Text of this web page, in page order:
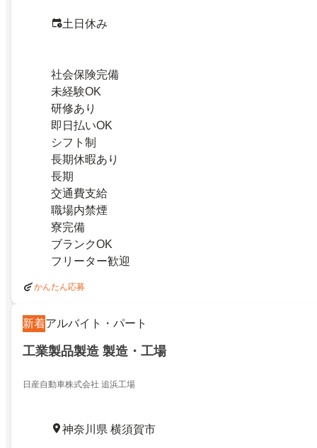
土日休み
社会保険完備
未経験OK
研修あり
即日払いOK
シフト制
長期休暇あり
長期
交通費支給
職場内禁煙
寮完備
ブランクOK
フリーター歓迎
かんたん応募
新着アルバイト・パート
工業製品製造 製造・工場
日産自動車株式会社 追浜工場
神奈川県 横須賀市